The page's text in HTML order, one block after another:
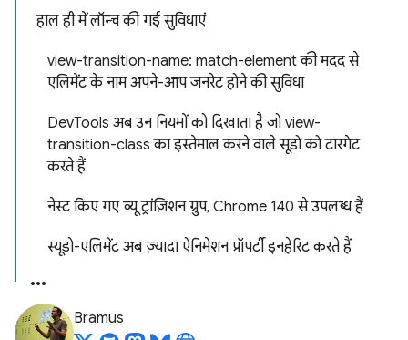
हाल ही में लॉन्च की गई सुविधाएं
view-transition-name: match-element की मदद से
एलिमेंट के नाम अपने-आप जनरेट होने की सुविधा
DevTools अब उन नियमों को दिखाता है जो view-
transition-class का इस्तेमाल करने वाले सूडो को टारगेट
करते हैं
नेस्ट किए गए व्यू ट्रांज़िशन ग्रुप, Chrome 140 से उपलब्ध हैं
स्यूडो-एलिमेंट अब ज़्यादा ऐनिमेशन प्रॉपर्टी इनहेरिट करते हैं
Bramus